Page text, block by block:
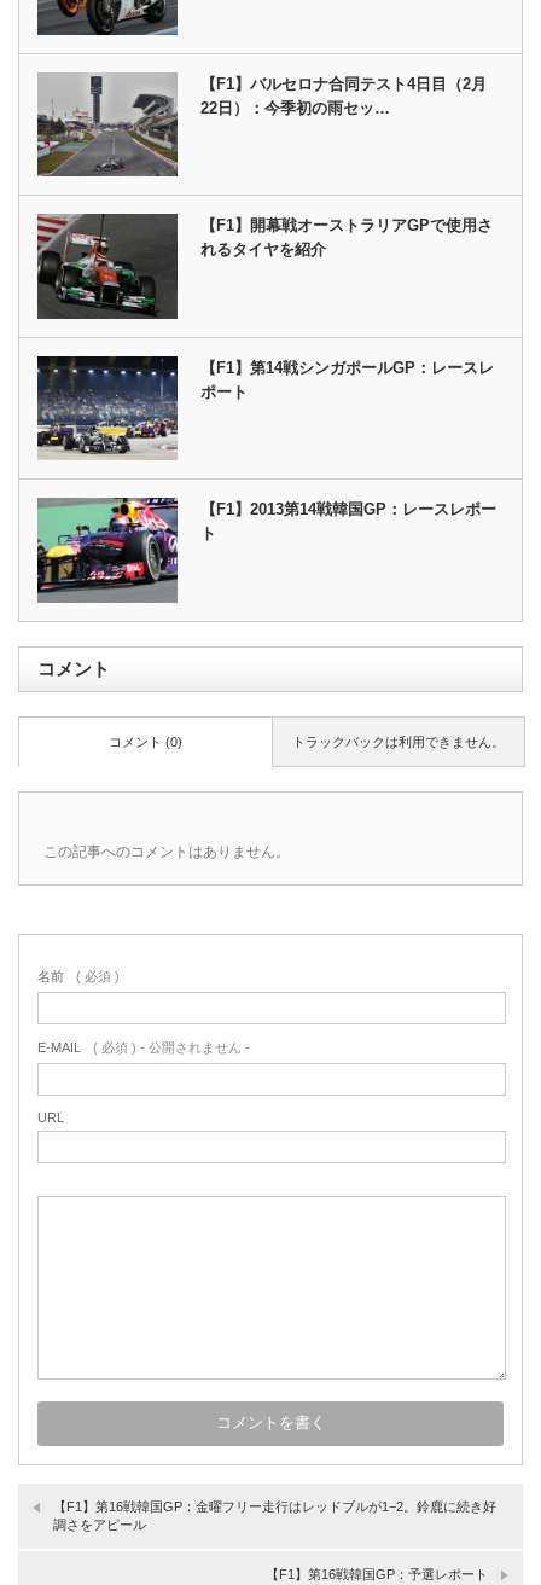
【F1】バルセロナ合同テスト4日目（2月
22日）：今季初の雨セッ…
【F1】開幕戦オーストラリアGPで使用さ
れるタイヤを紹介
【F1】第14戦シンガポールGP：レースレ
ポート
【F1】2013第14戦韓国GP：レースレポー
ト
コメント
トラックバックは利用できません。
コメント (0)
この記事へのコメントはありません。
名前 ( 必須 )
E-MAIL ( 必須 ) - 公開されません -
URL
【F1】第16戦韓国GP：金曜フリー走行はレッドブルが1−2。鈴鹿に続き好
調さをアピール
【F1】第16戦韓国GP：予選レポート